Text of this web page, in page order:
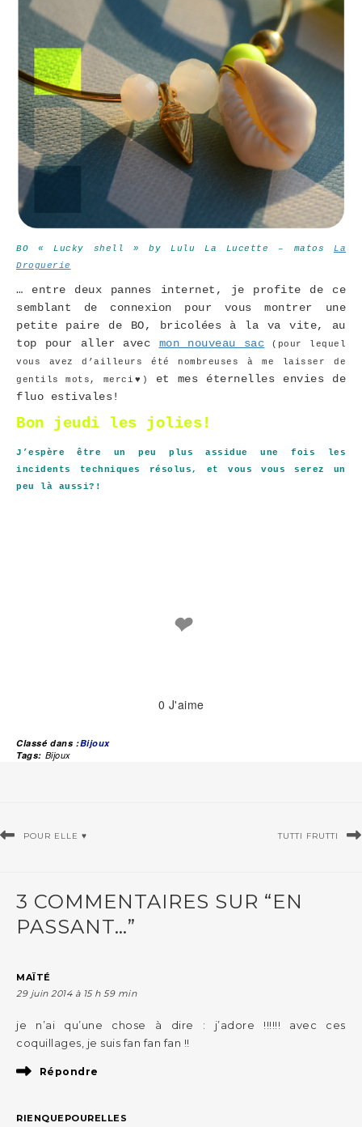
BO « Lucky shell » by Lulu La Lucette – matos La
Droguerie
… entre deux pannes internet, je profite de ce
semblant de connexion pour vous montrer une
petite paire de BO, bricolées à la va vite, au
top pour aller avec mon nouveau sac (pour lequel
vous avez d’ailleurs été nombreuses à me laisser de
gentils mots, merci♥)
et mes éternelles envies de
fluo estivales!
Bon jeudi les jolies!
J’espère être un peu plus assidue une fois les
incidents techniques résolus, et vous vous serez un
peu là aussi?!
❤
0 J'aime
Classé dans :Bijoux
Tags: Bijoux
POUR ELLE ♥ TUTTI FRUTTI
3 COMMENTAIRES SUR “EN
PASSANT…”
MAÏTÉ
29 juin 2014 à 15 h 59 min
je n’ai qu’une chose à dire : j’adore !!!!!! avec ces
coquillages, je suis fan fan fan !!
Répondre
RIENQUEPOURELLES